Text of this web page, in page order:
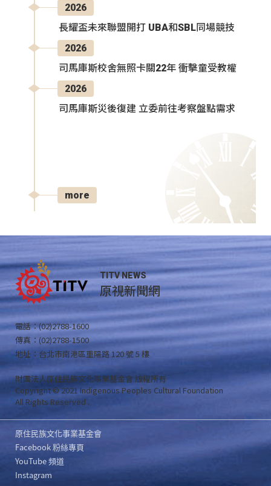
2026
長耀盃未來聯盟開打 UBA和SBL同場競技
2026
司馬庫斯校舍無照卡關22年 衝擊童受教權
2026
司馬庫斯災後復建 立委前往考察盤點需求
more
TITV NEWS
原視新聞網
電話：(02)2788-1600
傳真：(02)2788-1500
地址：台北市南港區重陽路 120 號 5 樓
財團法人原住民族文化事業基金會 版權所有
Copyright © 2021 Indigenous Peoples Cultural Foundation
All Rights Reserved .
原住民族文化事業基金會
Facebook 粉絲專頁
YouTube 頻道
Instagram